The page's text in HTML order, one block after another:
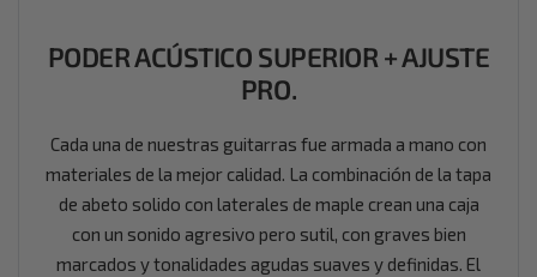
PODER ACÚSTICO SUPERIOR + AJUSTE
PRO.
Cada una de nuestras guitarras fue armada a mano con
materiales de la mejor calidad. La combinación de la tapa
de abeto solido con laterales de maple crean una caja
con un sonido agresivo pero sutil, con graves bien
marcados y tonalidades agudas suaves y definidas. El